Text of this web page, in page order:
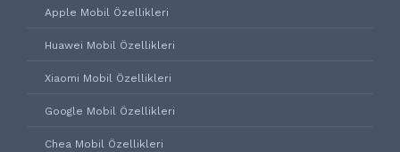
Apple Mobil Özellikleri
Huawei Mobil Özellikleri
Xiaomi Mobil Özellikleri
Google Mobil Özellikleri
Chea Mobil Özellikleri